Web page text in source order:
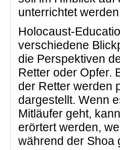
unterrichtet
Holocaust-
verschiedene
die Perspektiven
Retter oder Opfer.
der Retter werden
dargestellt. Wenn
Mitläufer geht,
erörtert werden,
während der Shoa